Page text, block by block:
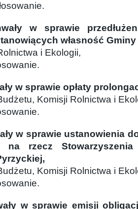
w sprawie
własność
i Ekologii,
w sprawie opłaty
Komisji Rolnictwa i
w sprawie ustanowienia
na rzecz
Komisji Rolnictwa i
w sprawie emisji